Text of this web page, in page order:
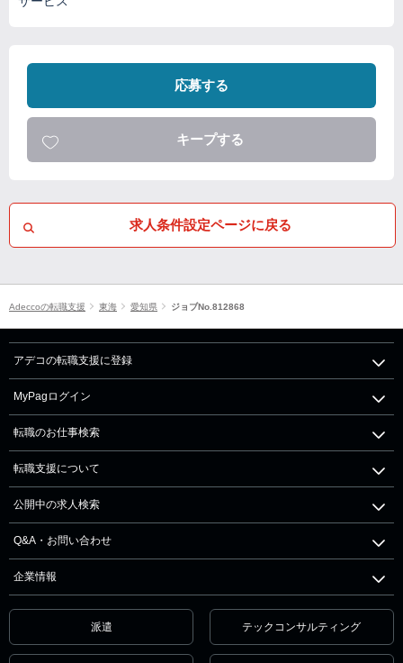
応募する
キープする
求人条件設定ページに戻る
Adeccoの転職支援 東海 愛知県 ジョブNo.812868
アデコの転職支援に登録
MyPagログイン
転職のお仕事検索
転職支援について
公開中の求人検索
Q&A・お問い合わせ
企業情報
派遣 テックコンサルティング